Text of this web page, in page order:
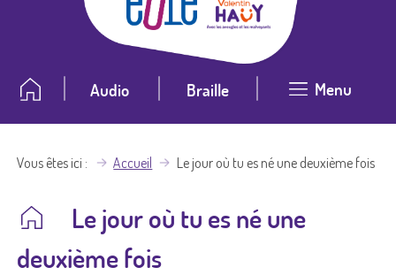
Audio Braille Menu
Vous êtes ici Accueil Le jour où tu es né une deuxième fois
Le jour où tu es né une
deuxième fois